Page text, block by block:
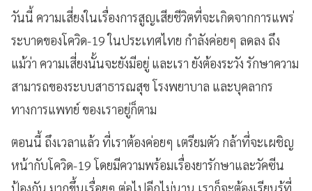
วันนี้ ความเสี่ยงในเรื่องการสูญเสียชีวิตที่จะเกิดจากการแพร่
ระบาดของโควิด-19 ในประเทศไทย กำลังค่อยๆ ลดลง ถึง
แม้ว่า ความเสี่ยงนั้นจะยังมีอยู่ และเรา ยังต้องระวัง รักษาความ
สามารถของระบบสาธารณสุข โรงพยาบาล และบุคลากร
ทางการแพทย์ ของเราอยู่ก็ตาม
ตอนนี้ ถึงเวลาแล้ว ที่เราต้องค่อยๆ เตรียมตัว กล้าที่จะเผชิญ
หน้ากับโควิด-19 โดยมีความพร้อมเรื่องยารักษาและวัคซีน
ป้องกัน มากขึ้นเรื่อยๆ ต่อไปอีกไม่นาน เราก็จะต้องเรียนรู้ที่